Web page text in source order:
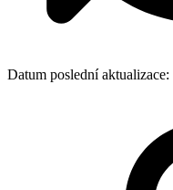
Datum poslední aktualizace: